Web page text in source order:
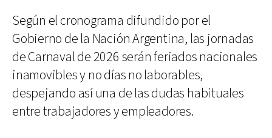
Según el cronograma difundido por el
Gobierno de la Nación Argentina, las jornadas
de Carnaval de 2026 serán feriados nacionales
inamovibles y no días no laborables,
despejando así una de las dudas habituales
entre trabajadores y empleadores.